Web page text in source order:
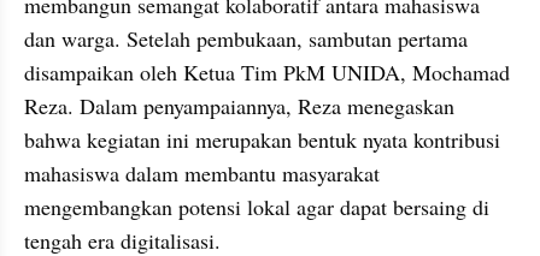
dan warga. Setelah pembukaan, sambutan pertama
disampaikan oleh Ketua Tim PkM UNIDA, Mochamad
Reza. Dalam penyampaiannya, Reza menegaskan
bahwa kegiatan ini merupakan bentuk nyata kontribusi
mahasiswa dalam membantu masyarakat
mengembangkan potensi lokal agar dapat bersaing di
tengah era digitalisasi.